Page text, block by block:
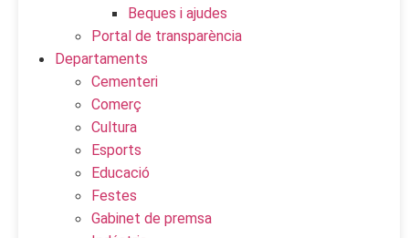
Beques i ajudes
Portal de transparència
Departaments
Cementeri
Comerç
Cultura
Esports
Educació
Festes
Gabinet de premsa